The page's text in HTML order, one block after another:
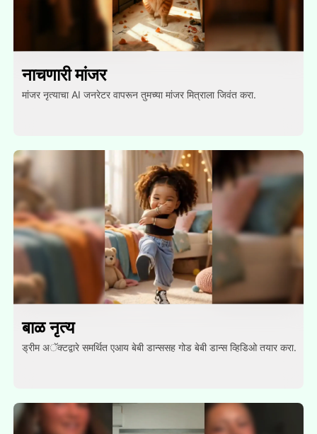
नाचणारी मांजर
मांजर नृत्याचा AI जनरेटर वापरून तुमच्या मांजर मित्राला जिवंत करा.
बाळ नृत्य
ड्रीम अॅक्टद्वारे समर्थित एआय बेबी डान्ससह गोड बेबी डान्स व्हिडिओ तयार करा.